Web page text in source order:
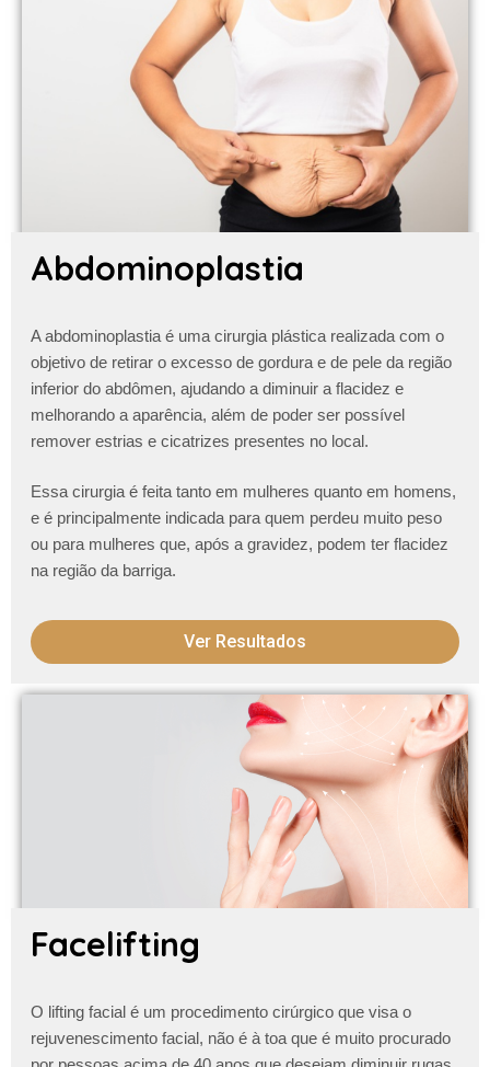
Abdominoplastia
A abdominoplastia é uma cirurgia plástica realizada com o
objetivo de retirar o excesso de gordura e de pele da região
inferior do abdômen, ajudando a diminuir a flacidez e
melhorando a aparência, além de poder ser possível
remover estrias e cicatrizes presentes no local.
Essa cirurgia é feita tanto em mulheres quanto em homens,
e é principalmente indicada para quem perdeu muito peso
ou para mulheres que, após a gravidez, podem ter flacidez
na região da barriga.
Ver Resultados
Facelifting
O lifting facial é um procedimento cirúrgico que visa o
rejuvenescimento facial, não é à toa que é muito procurado